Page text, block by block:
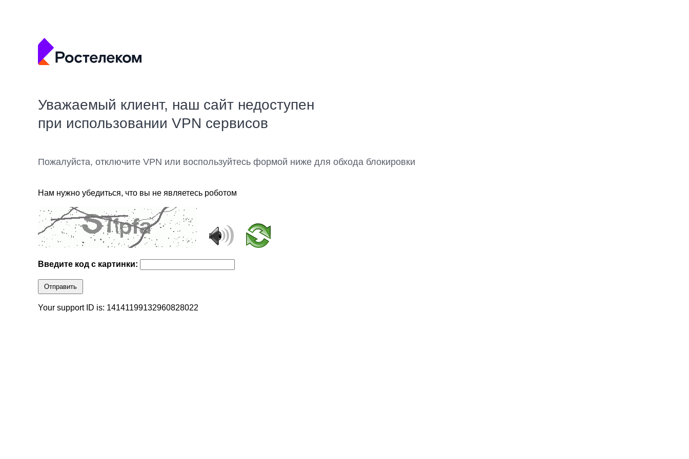
Уважаемый клиент, наш сайт недоступен
при использовании VPN сервисов
Пожалуйста, отключите VPN или воспользуйтесь формой ниже для обхода блокировки
Нам нужно убедиться, что вы не являетесь роботом
Введите код с картинки:
Отправить
Your support ID is: 14141199132960828022